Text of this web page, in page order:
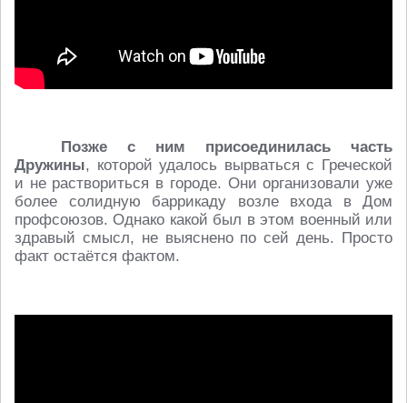
Позже с ним присоединилась часть
Дружины, которой удалось вырваться с Греческой
и не раствориться в городе. Они организовали уже
более солидную баррикаду возле входа в Дом
профсоюзов. Однако какой был в этом военный или
здравый смысл, не выяснено по сей день. Просто
факт остаётся фактом.